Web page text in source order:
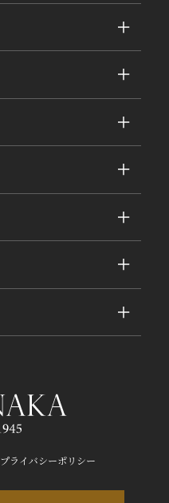
プライバシーポリシー